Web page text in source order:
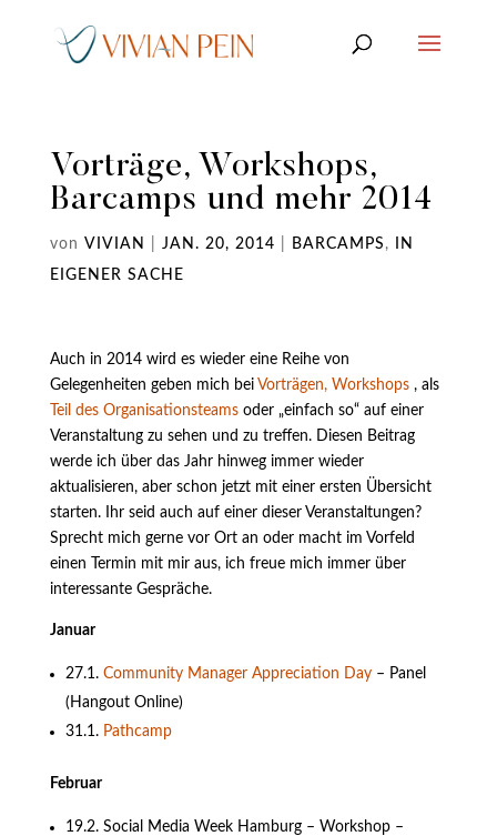
Vorträge, Workshops,
Barcamps und mehr 2014
von VIVIAN JAN. 20, 2014 BARCAMPS ,
IN
EIGENER SACHE
Auch in 2014 wird es wieder eine Reihe von
Gelegenheiten geben mich bei Vorträgen, Workshops, als
Teil des Organisationsteamsoder „einfach so“ auf einer
Veranstaltung zu sehen und zu treffen. Diesen Beitrag
werde ich über das Jahr hinweg immer wieder
aktualisieren, aber schon jetzt mit einer ersten Übersicht
starten. Ihr seid auch auf einer dieser Veranstaltungen?
Sprecht mich gerne vor Ort an oder macht im Vorfeld
einen Termin mit mir aus, ich freue mich immer über
interessante Gespräche.
Januar
27.1. Community Manager Appreciation Day– Panel
(Hangout Online)
31.1. Pathcamp
Februar
19.2. Social Media Week Hamburg – Workshop –